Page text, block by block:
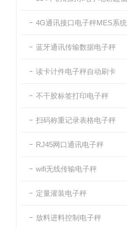
4G通讯接口电子秤MES系统
蓝牙通讯传输数据电子秤
读卡计件电子秤自动刷卡
不干胶标签打印电子秤
扫码称重记录表格电子秤
RJ45网口通讯电子秤
wifi无线传输电子秤
定量灌装电子秤
放料进料控制电子秤